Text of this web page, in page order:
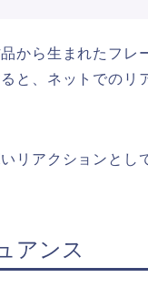
から生まれたフ
と、ネットでのリ
リアクションとし
アンス